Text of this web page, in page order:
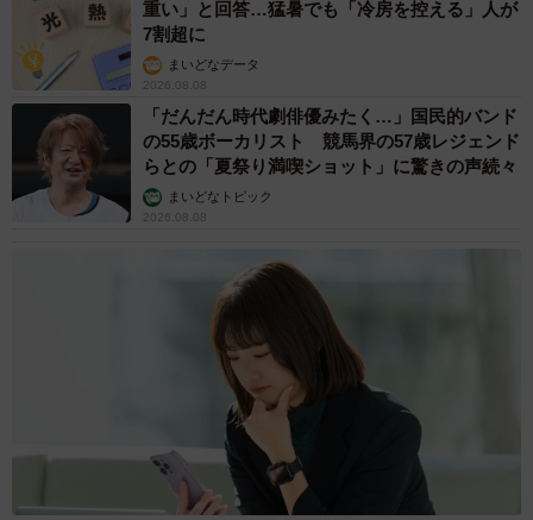
重い」と回答…猛暑でも「冷房を控える」人が
7割超に
まいどなデータ
2026.08.08
「だんだん時代劇俳優みたく…」国民的バンド
の55歳ボーカリスト 競馬界の57歳レジェンド
らとの「夏祭り満喫ショット」に驚きの声続々
まいどなトピック
2026.08.08